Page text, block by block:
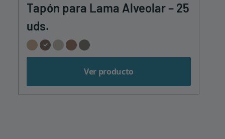
Tapón para Lama Alveolar – 25
uds.
Ver producto